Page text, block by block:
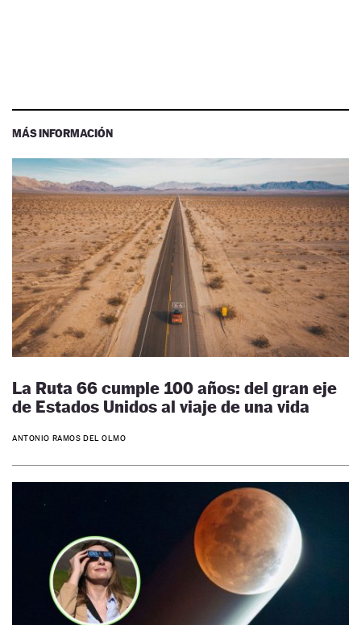
MÁS INFORMACIÓN
La Ruta 66 cumple 100 años: del gran eje
de Estados Unidos al viaje de una vida
ANTONIO RAMOS DEL OLMO